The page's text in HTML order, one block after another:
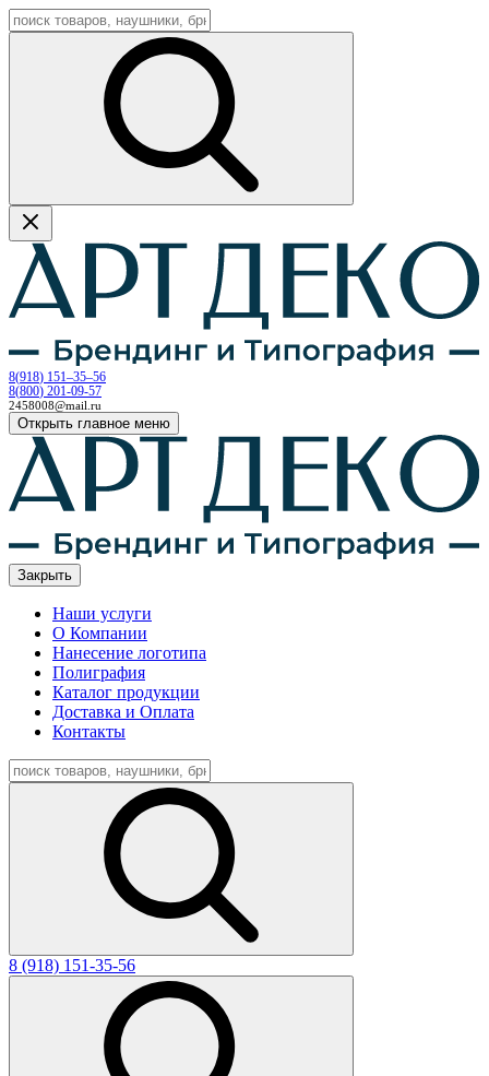
8(918) 151–35–56
8(800) 201-09-57
2458008@mail.ru
Открыть главное меню
Закрыть
Наши услуги
О Компании
Нанесение логотипа
Полиграфия
Каталог продукции
Доставка и Оплата
Контакты
8 (918) 151-35-56